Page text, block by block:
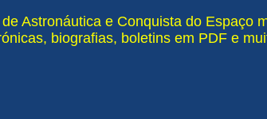
Astronáutica e Conquista do Espaço
biografias, boletins em PDF e